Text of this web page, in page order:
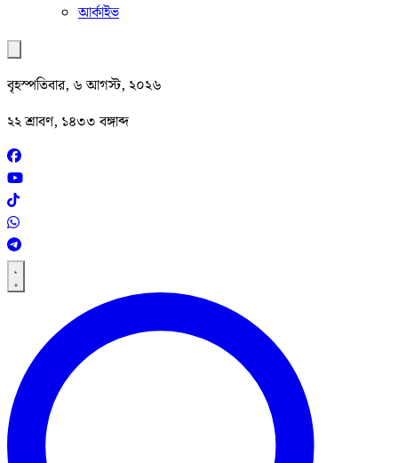
আর্কাইভ
বৃহস্পতিবার, ৬ আগস্ট, ২০২৬
২২ শ্রাবণ, ১৪৩৩ বঙ্গাব্দ